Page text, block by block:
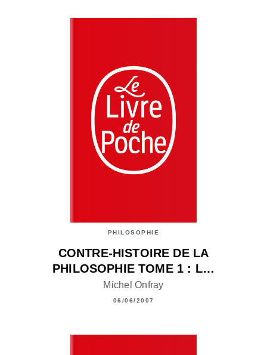
PHILOSOPHIE
CONTRE-HISTOIRE DE LA
PHILOSOPHIE TOME 1 : L…
Michel Onfray
06/06/2007